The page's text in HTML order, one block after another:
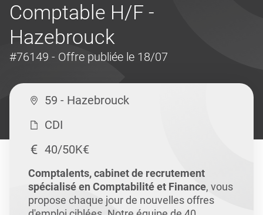
Comptable H/F -
Hazebrouck
#76149 - Offre publiée le 18/07
59 - Hazebrouck
CDI
40/50K€
Comptalents, cabinet de recrutement
spécialisé en Comptabilité et Finance, vous
propose chaque jour de nouvelles offres